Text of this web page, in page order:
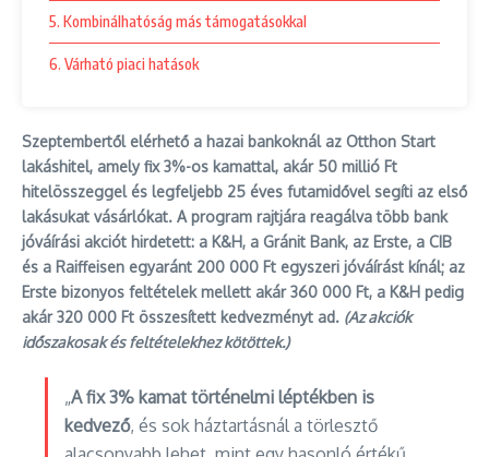
5. Kombinálhatóság más támogatásokkal
6. Várható piaci hatások
Szeptembertől elérhető a hazai bankoknál az Otthon Start
lakáshitel, amely fix 3%-os kamattal, akár 50 millió Ft
hitelösszeggel és legfeljebb 25 éves futamidővel segíti az első
lakásukat vásárlókat. A program rajtjára reagálva több bank
jóváírási akciót hirdetett: a K&H, a Gránit Bank, az Erste, a CIB
és a Raiffeisen egyaránt 200 000 Ft egyszeri jóváírást kínál; az
Erste bizonyos feltételek mellett akár 360 000 Ft, a K&H pedig
akár 320 000 Ft összesített kedvezményt ad. (Az akciók
időszakosak és feltételekhez kötöttek.)
„A fix 3% kamat történelmi léptékben is
kedvező, és sok háztartásnál a törlesztő